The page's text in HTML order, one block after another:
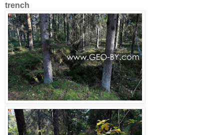
trench